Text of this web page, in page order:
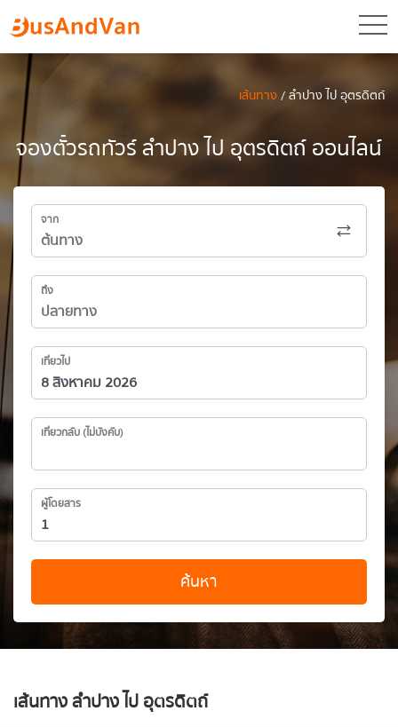
เส้นทาง/ ลำปาง ไป อุตรดิตถ์
จองตั๋วรถทัวร์ ลำปาง ไป อุตรดิตถ์ ออนไลน์
จาก
ถึง
เที่ยวไป
เที่ยวกลับ (ไม่บังคับ)
ผู้โดยสาร
ค้นหา
เส้นทาง ลำปาง ไป อุตรดิตถ์